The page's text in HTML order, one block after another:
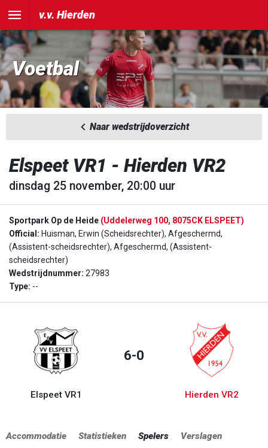
v.v. Hierden
Voetbal
Naar wedstrijdoverzicht
Elspeet VR1 - Hierden VR2
dinsdag 25 november, 20:00 uur
Sportpark Op de Heide (Uddelerweg 100, 8075CK ELSPEET)
Official: Huisman, Erwin (Scheidsrechter), Afgeschermd,
(Assistent-scheidsrechter), Afgeschermd, (Assistent-
scheidsrechter)
Wedstrijdnummer: 27983
Type: --
Elspeet VR1
6-0
Hierden VR2
Accommodatie Statistieken Spelers Verslagen